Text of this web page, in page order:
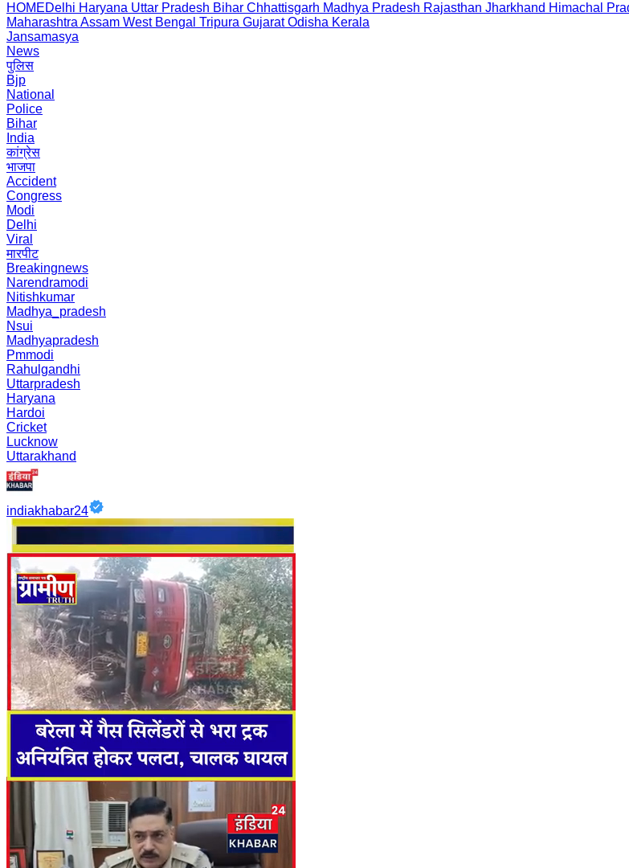
HOMEDelhi Haryana Uttar Pradesh Bihar Chhattisgarh Madhya Pradesh Rajasthan Jharkhand Himachal
Maharashtra Assam West Bengal Tripura Gujarat Odisha Kerala
Jansamasya
News
पुलिस
Bjp
National
Police
Bihar
India
कांग्रेस
भाजपा
Accident
Congress
Modi
Delhi
Viral
मारपीट
Breakingnews
Narendramodi
Nitishkumar
Madhya_pradesh
Nsui
Madhyapradesh
Pmmodi
Rahulgandhi
Uttarpradesh
Haryana
Hardoi
Cricket
Lucknow
Uttarakhand
indiakhabar24